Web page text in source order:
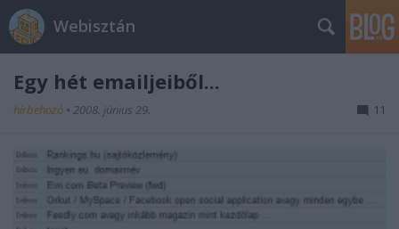
Webisztán
Egy hét emailjeiből...
hírbehozó • 2008. június 29. 11